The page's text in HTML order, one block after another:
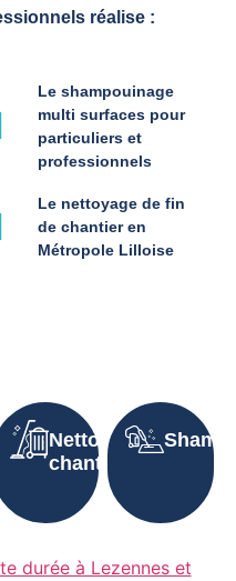
réalise :
Le shampouinage
multi surfaces pour
particuliers et
professionnels
Le nettoyage de fin
de chantier en
Métropole Lilloise
Nettoyage
chantier
durée à Lezennes et